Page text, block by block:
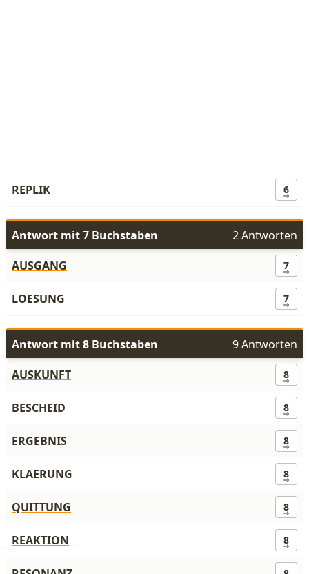
REPLIK 6
Antwort mit 7 Buchstaben
2 Antworten
AUSGANG
7
LOESUNG 7
Antwort mit 8 Buchstaben
9 Antworten
AUSKUNFT
8
BESCHEID 8
ERGEBNIS 8
KLAERUNG 8
QUITTUNG 8
REAKTION 8